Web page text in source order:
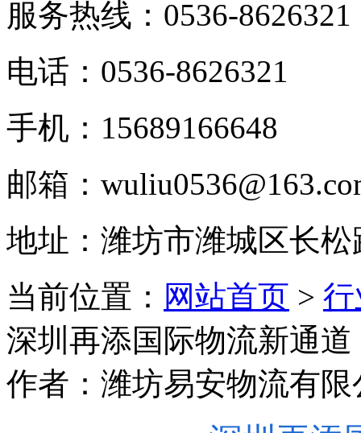
服务热线： 0536-8626321
电话：0536-8626321
手机：15689166648
邮箱：
地址：潍坊市潍城区长
当前位置： 网站首页 >
深圳再添国际物流新通道
作者：潍坊易安物流有限